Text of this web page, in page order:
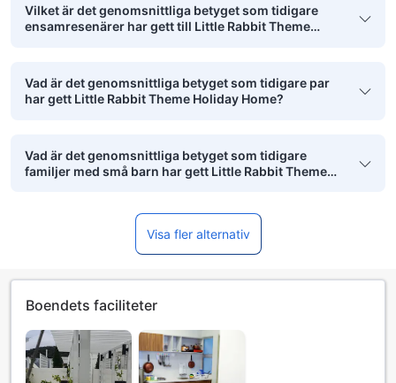
Vilket är det genomsnittliga betyget som tidigare
ensamresenärer har gett till Little Rabbit Theme
Vad är det genomsnittliga betyget som tidigare par
har gett Little Rabbit Theme Holiday Home?
Vad är det genomsnittliga betyget som tidigare
familjer med små barn har gett Little Rabbit Theme
Visa fler alternativ
Boendets faciliteter